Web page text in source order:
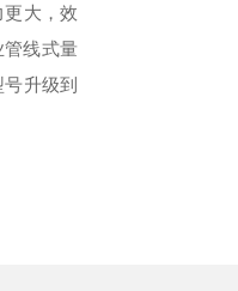
大，效
管线式量
升级到